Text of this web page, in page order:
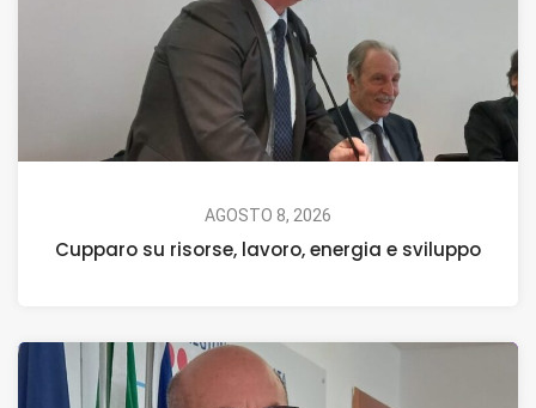
AGOSTO 8, 2026
Cupparo su risorse, lavoro, energia e sviluppo